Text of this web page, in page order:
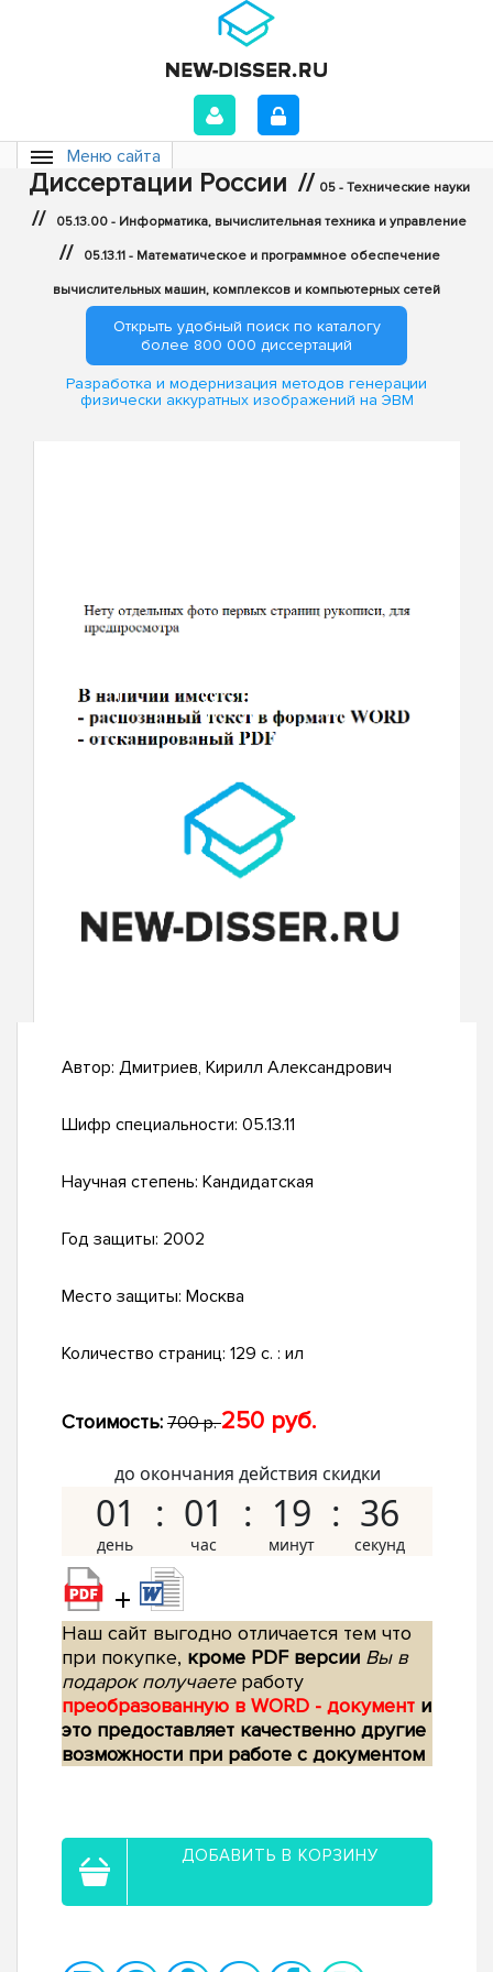
Меню сайта
Диссертации России // 05 - Технические науки
// 05.13.00 - Информатика, вычислительная техника и управление
// 05.13.11 - Математическое и программное обеспечение
вычислительных машин, комплексов и компьютерных сетей
Открыть удобный поиск по каталогу
более 800 000 диссертаций
Разработка и модернизация методов генерации
физически аккуратных изображений на ЭВМ
Автор: Дмитриев, Кирилл Александрович
Шифр специальности: 05.13.11
Научная степень: Кандидатская
Год защиты: 2002
Место защиты: Москва
Количество страниц: 129 с. : ил
Стоимость: 700 р.250 руб.
до окончания действия скидки
01 01 19 36
+
Наш сайт выгодно отличается тем что
при покупке, кроме PDF версии Вы в
подарок получаетеработу
преобразованную в WORD - документ и
это предоставляет качественно другие
возможности при работе с документом
ДОБАВИТЬ В КОРЗИНУ